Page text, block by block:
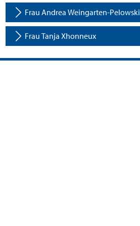
Frau Andrea Weingarten-Pelowski
Frau Tanja Xhonneux